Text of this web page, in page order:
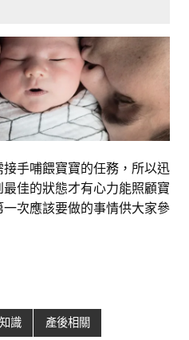
手哺餵寶寶的任務，所以迅
佳的狀態才有心力能照顧寶
次應該要做的事情供大家參
識 產後相關